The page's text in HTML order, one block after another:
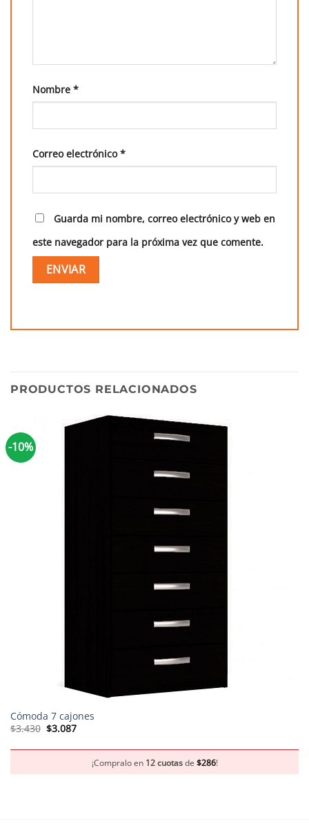
Nombre *
Correo electrónico*
Guarda mi nombre, correo electrónico y web en
este navegador para la próxima vez que comente.
PRODUCTOS RELACIONADOS
-10%
Cómoda 7 cajones
$3.430 El
precio
era:
$3.087El
es:
$3.087.
¡Compralo en 12 cuotasde $286!